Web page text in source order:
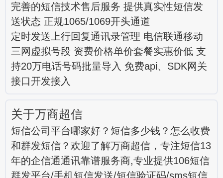
完善的短信技术售后服务 提供真实性短信发
送状态 正规1065/1069开头通道
定时发送上行回复通讯录管理 电信联通移动
三网虚拟号段 资费价格单价套餐实惠价低 支
持20万电话号码批量导入 免费api、SDK网关
接口开发接入
关于万商超信
短信公司平台哪家好？短信多少钱？怎么收费
和群发短信？欢迎了解万商超信，专注短信13
年的企信通通讯靠谱服务商,专业提供106短信
群发平台/手机短信发送/短信验证码/sms短信